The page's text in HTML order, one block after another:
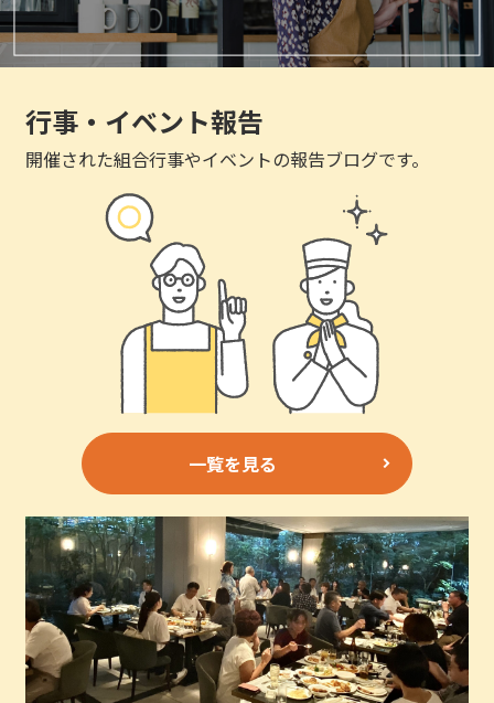
行事・イベント報告
開催された組合行事やイベントの報告ブログです。
一覧を見る